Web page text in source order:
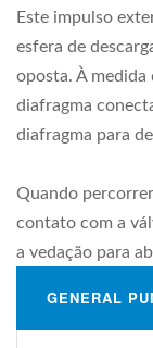
Este impulso
esfera de
oposta. À medida
diafragma
diafragma para
Quando
contato com a
a vedação para
GENERAL